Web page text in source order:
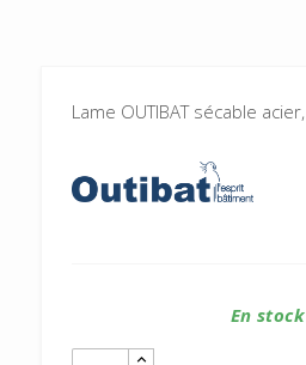
Lame OUTIBAT sécable
En stock